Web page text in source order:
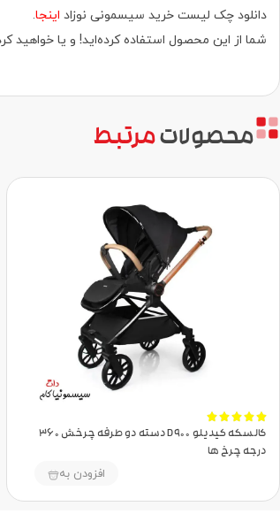
دانلود چک لیست خرید سیسمونی نوزاد اینجا.
شما از این محصول استفاده کرده‌اید! و یا خواهید
محصولاتمرتبط





کالسکه کیدیلو D900 دسته دو طرفه چرخش 360
درجه چرخ ها
افزودن به